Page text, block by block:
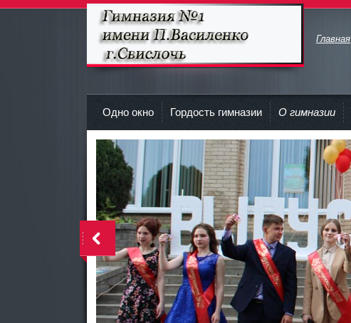
Гимназия №1 имени П.Василенко
Главная
Одно окно Гордость гимназии О гимназии